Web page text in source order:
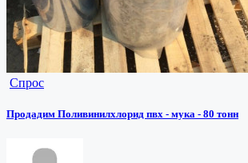
Спрос
Продадим Поливинилхлорид пвх - мука - 80 тонн